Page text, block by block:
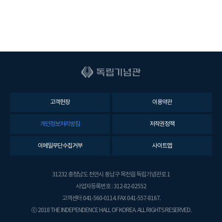
고객헌장 이용약관
개인정보처리방침 저작권정책
이메일무단수집거부 사이트맵
31232 충청남도 천안시 동남구 목천읍 독립기념관로 1
사업자등록번호 : 312-82-02552
고객센터 041-560-0114. FAX 041-557-8167.
ⓒ 2018 THE INDEPENDENCE HALL OF KOREA. ALL RIGHTS RESERVED.